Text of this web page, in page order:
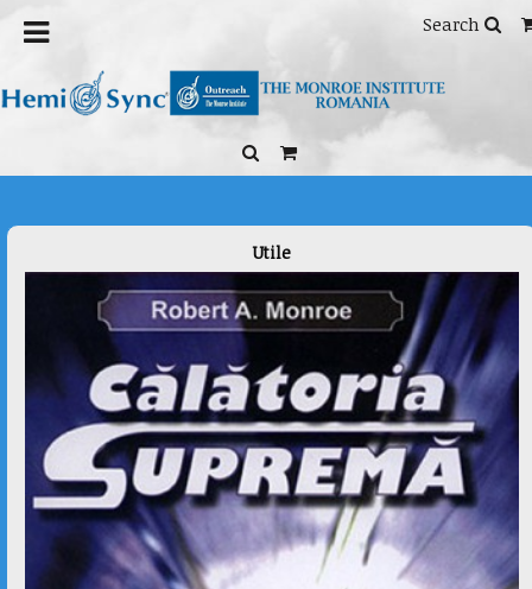
Search
Maintenance
Utile